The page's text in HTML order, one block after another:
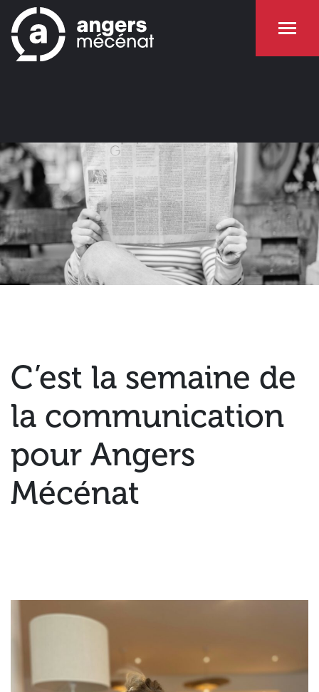
C’est la semaine de
la communication
pour Angers
Mécénat